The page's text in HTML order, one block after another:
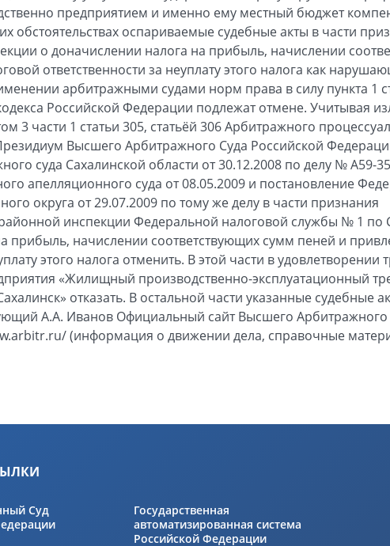
предприятием и именно ему местный бюджет
обстоятельствах оспариваемые судебные акты в части
о доначислении налога на прибыль, начислении
ответственности за неуплату этого налога как
арбитражными судами норм права в силу пункта 1
Российской Федерации подлежат отмене. Учитывая
3 части 1 статьи 305, статьёй 306 Арбитражного
Высшего Арбитражного Суда Российской
суда Сахалинской области от 30.12.2008 по делу № А59-
апелляционного суда от 08.05.2009 и постановление
округа от 29.07.2009 по тому же делу в части признания
инспекции Федеральной налоговой службы № 1 по
прибыль, начислении соответствующих сумм пеней и
этого налога отменить. В этой части в удовлетворении
«Жилищный производственно-эксплуатационный
отказать. В остальной части указанные судебные
А.А. Иванов Официальный сайт Высшего Арбитражного
(информация о движении дела, справочные
Суд
Государственная
автоматизированная система
Российской Федерации